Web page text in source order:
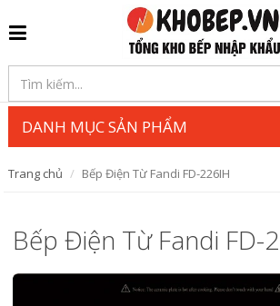
DANH MỤC SẢN PHẨM
Trang chủ Bếp Điện Từ Fandi FD-226IH
Bếp Điện Từ Fandi FD-